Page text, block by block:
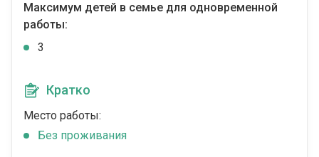
Максимум детей в семье для одновременной
работы:
3
Кратко
Место работы:
Без проживания